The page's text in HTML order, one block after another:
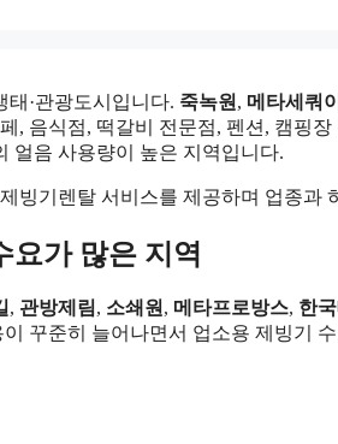
·관광도시입니다. 죽녹원 , 메타세쿼
, 음식점, 떡갈비 전문점, 펜션, 캠핑
얼음 사용량이 높은 지역입니다.
빙기렌탈 서비스를 제공하며 업종
요가 많은 지역
, 관방제림, 소쇄원, 메타프로방스, 한
꾸준히 늘어나면서 업소용 제빙기